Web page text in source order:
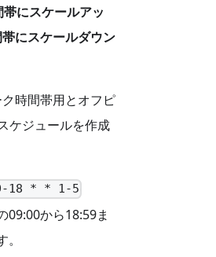
にスケールアッ
にスケールダウン
時間帯用とオフピ
ケジュールを作成
18 * * 1-5
09:00から18:59ま